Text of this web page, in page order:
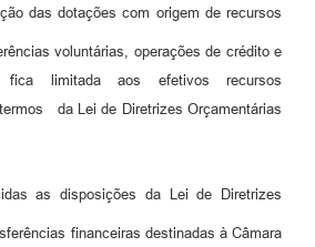
das dotações com origem de recursos
voluntárias, operações de crédito e
limitada aos efetivos recursos
da Lei de Diretrizes Orçamentárias
as disposições da Lei de Diretrizes
financeiras destinadas à Câmara